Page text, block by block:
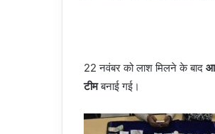
22 नवंबर को लाश मिलने के बाद
टीमबनाई गई।